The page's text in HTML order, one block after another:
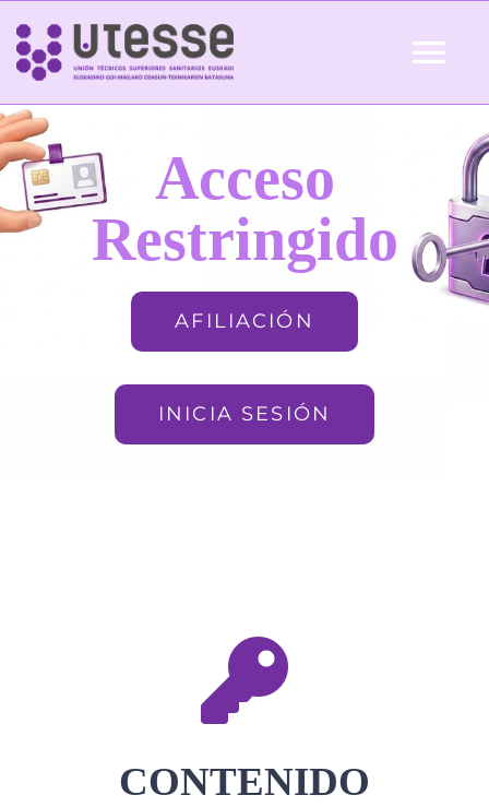
Skip
content
Inicio
QUIÉNES SOMOS Acceso
Restringido
AFILIACIÓN
INICIA SESIÓN
CONTENIDO